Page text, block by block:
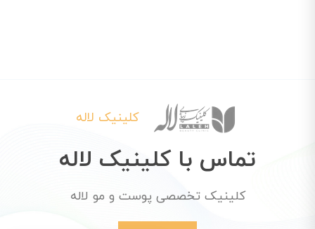
کلینیک لاله
تماس با کلینیک لاله
کلینیک تخصصی پوست و مو لاله